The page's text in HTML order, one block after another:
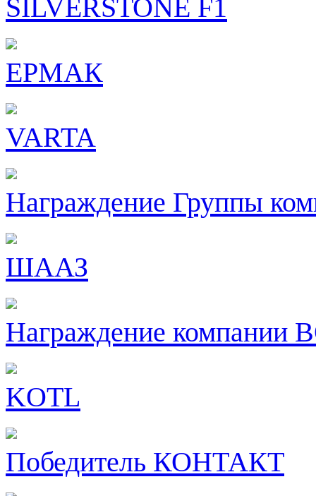
SILVERSTONE F1
ЕРМАК
VARTA
Награждение Группы
ШААЗ
Награждение компании
KOTL
Победитель КОНТАКТ